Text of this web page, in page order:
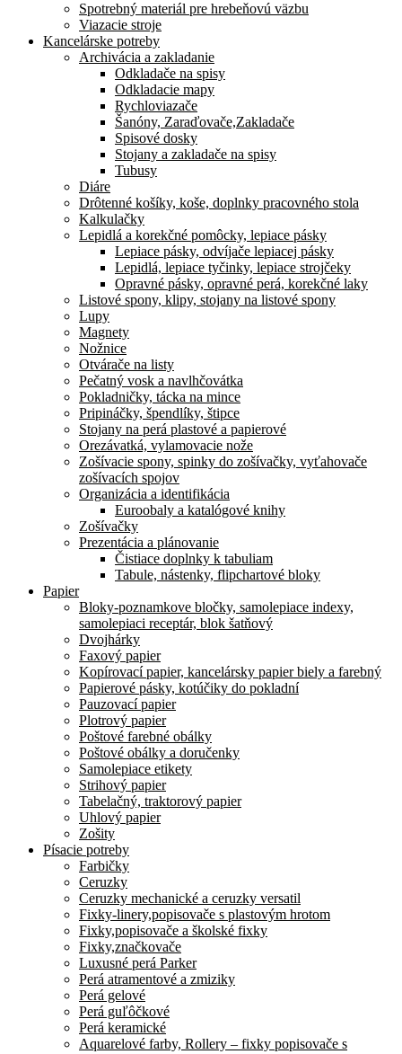
Spotrebný materiál pre hrebeňovú väzbu
Viazacie stroje
Kancelárske potreby
Archivácia a zakladanie
Odkladače na spisy
Odkladacie mapy
Rychloviazače
Šanóny, Zaraďovače,Zakladače
Spisové dosky
Stojany a zakladače na spisy
Tubusy
Diáre
Drôtenné košíky, koše, doplnky pracovného stola
Kalkulačky
Lepidlá a korekčné pomôcky, lepiace pásky
Lepiace pásky, odvíjače lepiacej pásky
Lepidlá, lepiace tyčinky, lepiace strojčeky
Opravné pásky, opravné perá, korekčné laky
Listové spony, klipy, stojany na listové spony
Lupy
Magnety
Nožnice
Otvárače na listy
Pečatný vosk a navlhčovátka
Pokladničky, tácka na mince
Pripináčky, špendlíky, štipce
Stojany na perá plastové a papierové
Orezávatká, vylamovacie nože
Zošívacie spony, spinky do zošívačky, vyťahovače
zošívacích spojov
Organizácia a identifikácia
Euroobaly a katalógové knihy
Zošívačky
Prezentácia a plánovanie
Čistiace doplnky k tabuliam
Tabule, nástenky, flipchartové bloky
Papier
Bloky-poznamkove bločky, samolepiace indexy,
samolepiaci receptár, blok šatňový
Dvojhárky
Faxový papier
Kopírovací papier, kancelársky papier biely a farebný
Papierové pásky, kotúčiky do pokladní
Pauzovací papier
Plotrový papier
Poštové farebné obálky
Poštové obálky a doručenky
Samolepiace etikety
Strihový papier
Tabelačný, traktorový papier
Uhlový papier
Zošity
Písacie potreby
Farbičky
Ceruzky
Ceruzky mechanické a ceruzky versatil
Fixky-linery,popisovače s plastovým hrotom
Fixky,popisovače a školské fixky
Fixky,značkovače
Luxusné perá Parker
Perá atramentové a zmiziky
Perá gelové
Perá guľôčkové
Perá keramické
Aquarelové farby, Rollery – fixky popisovače s